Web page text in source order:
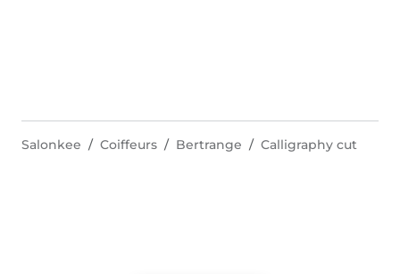
Salonkee Coiffeurs Bertrange Calligraphy cut